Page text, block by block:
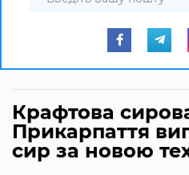
Крафтова
Прикарпаття
сир за новою